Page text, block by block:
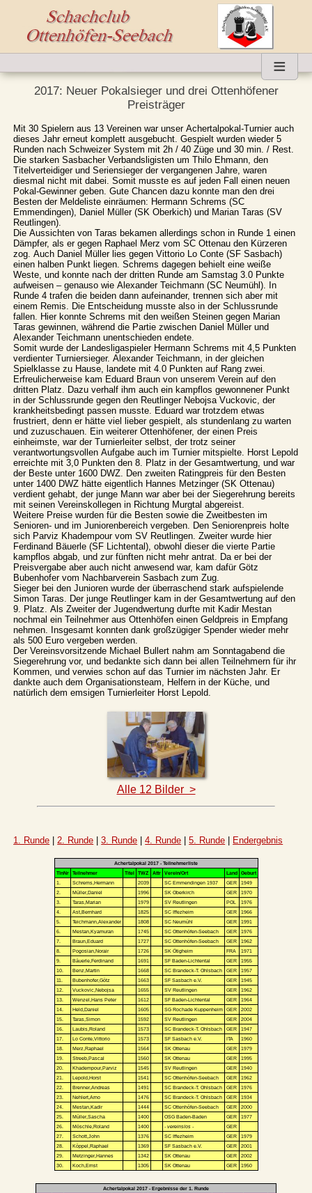
x
≡
2017: Neuer Pokalsieger und drei Ottenhöfener
Preisträger
Mit 30 Spielern aus 13 Vereinen war unser Achertalpokal-Turnier auch
dieses Jahr erneut komplett ausgebucht. Gespielt wurden wieder 5
Runden nach Schweizer System mit 2h / 40 Züge und 30 min. / Rest.
Die starken Sasbacher Verbandsligisten um Thilo Ehmann, den
Titelverteidiger und Seriensieger der vergangenen Jahre, waren
diesmal nicht mit dabei. Somit musste es auf jeden Fall einen neuen
Pokal-Gewinner geben. Gute Chancen dazu konnte man den drei
Besten der Meldeliste einräumen: Hermann Schrems (SC
Emmendingen), Daniel Müller (SK Oberkich) und Marian Taras (SV
Reutlingen).
Die Aussichten von Taras bekamen allerdings schon in Runde 1 einen
Dämpfer, als er gegen Raphael Merz vom SC Ottenau den Kürzeren
zog. Auch Daniel Müller lies gegen Vittorio Lo Conte (SF Sasbach)
einen halben Punkt liegen. Schrems dagegen behielt eine weiße
Weste, und konnte nach der dritten Runde am Samstag 3.0 Punkte
aufweisen – genauso wie Alexander Teichmann (SC Neumühl). In
Runde 4 trafen die beiden dann aufeinander, trennen sich aber mit
einem Remis. Die Entscheidung musste also in der Schlussrunde
fallen. Hier konnte Schrems mit den weißen Steinen gegen Marian
Taras gewinnen, während die Partie zwischen Daniel Müller und
Alexander Teichmann unentschieden endete.
Somit wurde der Landesligaspieler Hermann Schrems mit 4,5 Punkten
verdienter Turniersieger. Alexander Teichmann, in der gleichen
Spielklasse zu Hause, landete mit 4.0 Punkten auf Rang zwei.
Erfreulicherweise kam Eduard Braun von unserem Verein auf den
dritten Platz. Dazu verhalf ihm auch ein kampflos gewonnener Punkt
in der Schlussrunde gegen den Reutlinger Nebojsa Vuckovic, der
krankheitsbedingt passen musste. Eduard war trotzdem etwas
frustriert, denn er hätte viel lieber gespielt, als stundenlang zu warten
und zuzuschauen. Ein weiterer Ottenhöfener, der einen Preis
einheimste, war der Turnierleiter selbst, der trotz seiner
verantwortungsvollen Aufgabe auch im Turnier mitspielte. Horst Lepold
erreichte mit 3,0 Punkten den 8. Platz in der Gesamtwertung, und war
der Beste unter 1600 DWZ. Den zweiten Ratingpreis für den Besten
unter 1400 DWZ hätte eigentlich Hannes Metzinger (SK Ottenau)
verdient gehabt, der junge Mann war aber bei der Siegerehrung bereits
mit seinen Vereinskollegen in Richtung Murgtal abgereist.
Weitere Preise wurden für die Besten sowie die Zweitbesten im
Senioren- und im Juniorenbereich vergeben. Den Seniorenpreis holte
sich Parviz Khadempour vom SV Reutlingen. Zweiter wurde hier
Ferdinand Bäuerle (SF Lichtental), obwohl dieser die vierte Partie
kampflos abgab, und zur fünften nicht mehr antrat. Da er bei der
Preisvergabe aber auch nicht anwesend war, kam dafür Götz
Bubenhofer vom Nachbarverein Sasbach zum Zug.
Sieger bei den Junioren wurde der überraschend stark aufspielende
Simon Taras. Der junge Reutlinger kam in der Gesamtwertung auf den
9. Platz. Als Zweiter der Jugendwertung durfte mit Kadir Mestan
nochmal ein Teilnehmer aus Ottenhöfen einen Geldpreis in Empfang
nehmen. Insgesamt konnten dank großzügiger Spender wieder mehr
als 500 Euro vergeben werden.
Der Vereinsvorsitzende Michael Bullert nahm am Sonntagabend die
Siegerehrung vor, und bedankte sich dann bei allen Teilnehmern für ihr
Kommen, und verwies schon auf das Turnier im nächsten Jahr. Er
dankte auch dem Organisationsteam, Helfern in der Küche, und
natürlich dem emsigen Turnierleiter Horst Lepold.
Alle 12 Bilder >
1. Runde | 2. Runde |3. Runde |4. Runde |5. Runde | Endergebnis
Achertalpokal 2017 - Teilnehmerliste
TlnNr
Teilnehmer Titel TWZ Attr Verein/Ort Land
Geburt
1.
Schrems,Hermann 2039 SC Emmendingen 1937 GER
1949
2.
Müller,Daniel 1996 SK Oberkirch GER
1970
3.
Taras,Marian 1979 SV Reutlingen POL
1976
4.
Ast,Bernhard 1825 SC Iffezheim GER
1966
5.
Teichmann,Alexander 1808 SC Neumühl GER
1991
6.
Mestan,Kyamuran 1745 SC Ottenhöfen-Seebach GER
1976
7.
Braun,Eduard 1727 SC Ottenhöfen-Seebach GER
1962
8.
Pogosian,Norair 1726 SK Ötigheim FRA
1971
9.
Bäuerle,Ferdinand 1691 SF Baden-Lichtental GER
1955
10.
Benz,Martin 1668 SC Brandeck-T. Ohlsbach GER
1957
11.
Bubenhofer,Götz 1663 SF Sasbach e.V. GER
1945
12.
Vuckovic,Nebojsa 1655 SV Reutlingen GER
1962
13.
Wenzel,Hans Peter 1612 SF Baden-Lichtental GER
1964
14.
Held,Daniel 1605 SG Rochade Kuppenheim GER
2002
15.
Taras,Simon 1592 SV Reutlingen GER
2004
16.
Laubis,Roland 1573 SC Brandeck-T. Ohlsbach GER
1947
17.
Lo Conte,Vittorio 1573 SF Sasbach e.V. ITA
1960
18.
Merz,Raphael 1564 SK Ottenau GER
1979
19.
Streeb,Pascal 1560 SK Ottenau GER
1995
20.
Khadempour,Parviz 1545 SV Reutlingen GER
1940
21.
Lepold,Horst 1541 SC Ottenhöfen-Seebach GER
1962
22.
Brenner,Andreas 1491 SC Brandeck-T. Ohlsbach GER
1976
23.
Nehlert,Arno 1476 SC Brandeck-T. Ohlsbach GER
1934
24.
Mestan,Kadir 1444 SC Ottenhöfen-Seebach GER
2000
25.
Müller,Sascha 1400 OSG Baden-Baden GER
1977
26.
Möschle,Roland 1400 - vereinslos -
GER
27.
Schott,John 1376 SC Iffezheim GER
1979
28.
Köppel,Raphael 1369 SF Sasbach e.V. GER
2001
29.
Metzinger,Hannes 1342 SK Ottenau GER
2002
30.
Koch,Ernst 1305 SK Ottenau GER 1950
Achertalpokal 2017 - Ergebnisse der 1. Runde